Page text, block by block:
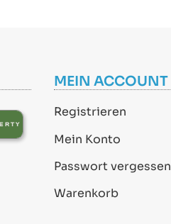
MEIN ACCOUNT
Registrieren
Mein Konto
Passwort vergessen
Warenkorb